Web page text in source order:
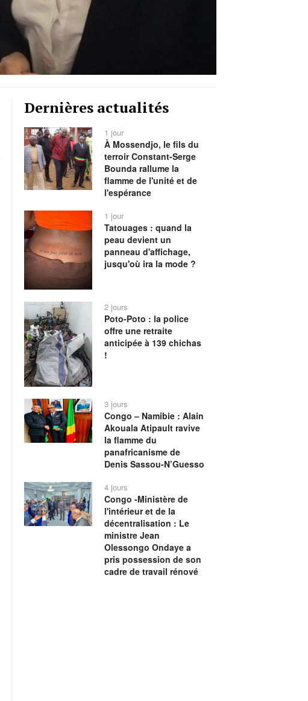
Dernières actualités
1 jour
À Mossendjo, le fils du
terroir Constant-Serge
Bounda rallume la
flamme de l'unité et de
l'espérance
1 jour
Tatouages : quand la
peau devient un
panneau d'affichage,
jusqu'où ira la mode ?
2 jours
Poto-Poto : la police
offre une retraite
anticipée à 139 chichas
!
3 jours
Congo – Namibie : Alain
Akouala Atipault ravive
la flamme du
panafricanisme de
Denis Sassou-N’Guesso
4 jours
Congo -Ministère de
l'intérieur et de la
décentralisation : Le
ministre Jean
Olessongo Ondaye a
pris possession de son
cadre de travail rénové